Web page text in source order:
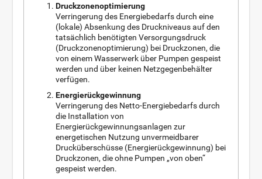
Druckzonenoptimierung
Verringerung des Energiebedarfs durch eine
(lokale) Absenkung des Druckniveaus auf den
tatsächlich benötigten Versorgungsdruck
(Druckzonenoptimierung) bei Druckzonen, die
von einem Wasserwerk über Pumpen gespeist
werden und über keinen Netzgegenbehälter
verfügen.
Energierückgewinnung
Verringerung des Netto-Energiebedarfs durch
die Installation von
Energierückgewinnungsanlagen zur
energetischen Nutzung unvermeidbarer
Drucküberschüsse (Energierückgewinnung) bei
Druckzonen, die ohne Pumpen „von oben“
gespeist werden.